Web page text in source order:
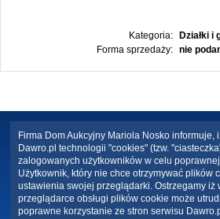
Kategoria:
Działki i
Forma sprzedaży:
nie
Firma Dom Aukcyjny Mariola Nosko informuje,
Dawro.pl technologii "cookies" (tzw.
zalogowanych użytkowników w celu
Użytkownik, który nie chce otrzymywać plików
ustawienia swojej przeglądarki. Ostrzegamy iż
przeglądarce obsługi plików cookie może
poprawne korzystanie ze stron serwisu